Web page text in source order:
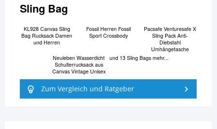
Sling Bag
KL928 Canvas Sling
Bag Rucksack Damen
und Herren
Fossil Herren Fossil
Sport Crossbody
Pacsafe Venturesafe X
Sling Pack Anti-
Diebstahl
Umhängetasche
Neuleben Wasserdicht
Schulterrucksack aus
Canvas Vintage Unisex
und 13 Sling Bags mehr...
Zum Vergleich und Ratgeber